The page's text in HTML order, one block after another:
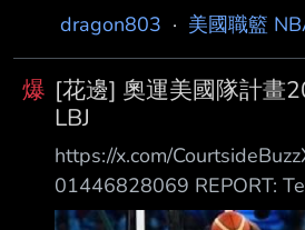
Sources 自從華盛頓巫師交
Davis 與巫師是否可能建立
重要時間點。 根據勞資協
署 現有合約延長協議的日
取得續約資格的日期，
dragon803 · 美國職籃
爆 [花邊] 奧運美國隊計畫
LBJ
https://x.com/
01446828069 REPORT:
give LeBron James a